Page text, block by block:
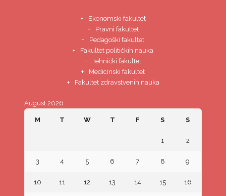
Ekonomski fakultet
Pravni fakultet
Pedagoški fakultet
Fakultet političkih nauka
Tehnički fakultet
Medicinski fakultet
Fakultet zdravstvenih nauka
August 2026
M T W T F S S
1 2
3 4 5 6 7 8 9
10 11 12 13 14 15 16